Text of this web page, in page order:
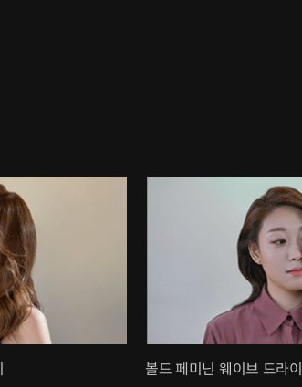
볼드 페미닌 웨이브 드라이